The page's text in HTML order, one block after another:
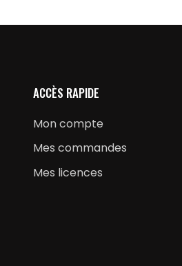
ACCÈS RAPIDE
Mon compte
Mes commandes
Mes licences